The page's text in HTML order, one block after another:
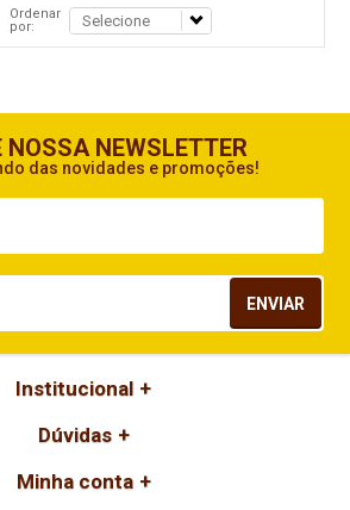
Ordenar
por:
NOSSA NEWSLETTER
das novidades e promoções!
ENVIAR
Institucional
Dúvidas
Minha conta